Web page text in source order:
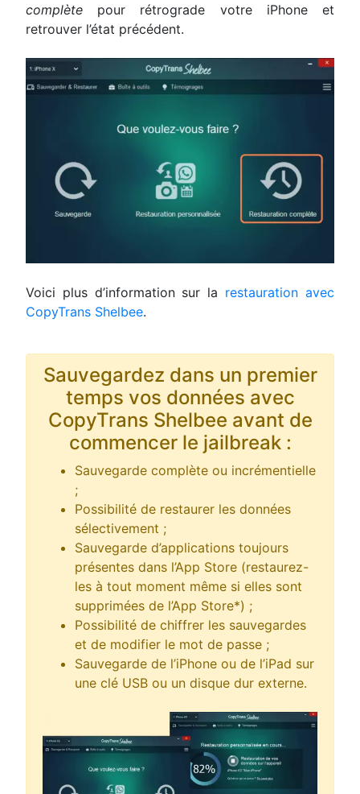
complète pour rétrograde votre iPhone et
retrouver l’état précédent.
Voici plus d’information sur la restauration avec
CopyTrans Shelbee.
Sauvegardez dans un premier
temps vos données avec
CopyTrans Shelbee avant de
commencer le jailbreak :
Sauvegarde complète ou incrémentielle
;
Possibilité de restaurer les données
sélectivement ;
Sauvegarde d’applications toujours
présentes dans l’App Store (restaurez-
les à tout moment même si elles sont
supprimées de l’App Store*) ;
Possibilité de chiffrer les sauvegardes
et de modifier le mot de passe ;
Sauvegarde de l’iPhone ou de l’iPad sur
une clé USB ou un disque dur externe.